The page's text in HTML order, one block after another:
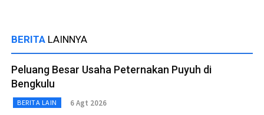
BERITA LAINNYA
Peluang Besar Usaha Peternakan Puyuh di
Bengkulu
BERITA LAIN 6 Agt 2026